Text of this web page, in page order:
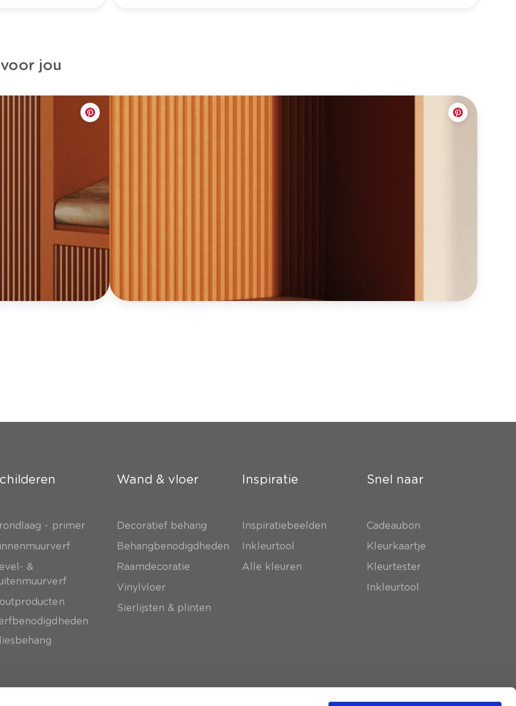
jou
- primer
&
Wand & vloer
Decoratief behang
Behangbenodigdheden
Raamdecoratie
Vinylvloer
Sierlijsten & plinten
Inspiratie
Inspiratiebeelden
Inkleurtool
Alle kleuren
Snel naar
Cadeaubon
Kleurkaartje
Kleurtester
Inkleurtool